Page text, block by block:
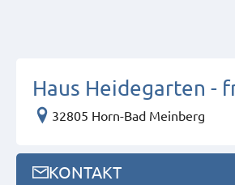
Haus Heidegarten -
32805 Horn-Bad Meinberg
KONTAKT